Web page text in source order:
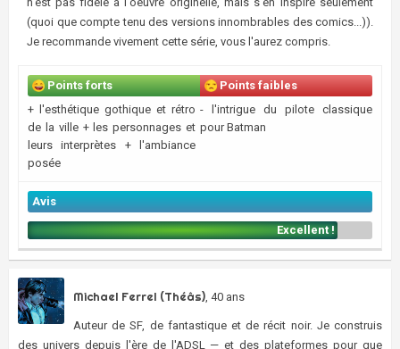
(quoi que compte tenu des versions innombrables des comics...)).
Je recommande vivement cette série, vous l'aurez compris.
Points forts
+ l'esthétique gothique et rétro
de la ville + les personnages et
leurs interprètes + l'ambiance
posée
Points faibles
- l'intrigue du pilote classique
pour Batman
Avis
Excellent !
Michael Ferrel (Théâs) , 40 ans
Auteur de SF, de fantastique et de récit noir. Je construis
des univers depuis l'ère de l'ADSL — et des plateformes pour que